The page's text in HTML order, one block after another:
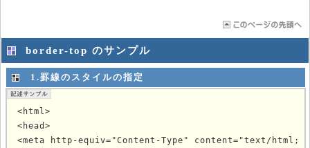
border-top のサンプル
1.罫線のスタイルの指定
<html>
<head>
<meta http-equiv="Content-Type" content="text/html;